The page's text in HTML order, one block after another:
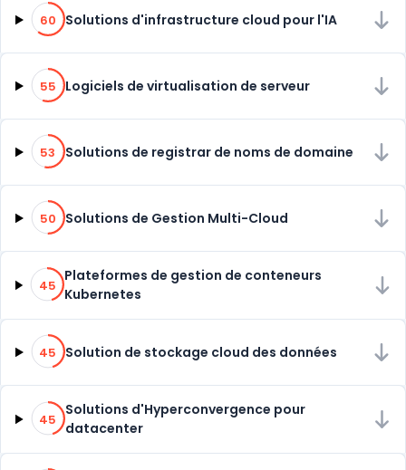
60% de compatibilité
60 Solutions d'infrastructure cloud pour l'IA
55% de compatibilité
55 Logiciels de virtualisation de serveur
53% de compatibilité
53 Solutions de registrar de noms de domaine
50% de compatibilité
50 Solutions de Gestion Multi-Cloud
45% de compatibilité
45
Plateformes de gestion de conteneurs
Kubernetes
45% de compatibilité
45 Solution de stockage cloud des données
45% de compatibilité
45
Solutions d'Hyperconvergence pour
datacenter